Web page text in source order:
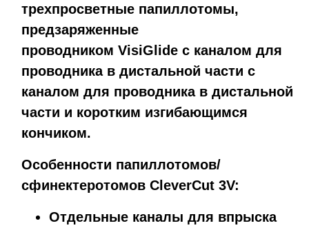
трехпросветные папиллотомы,
предзаряженные
проводником VisiGlide с каналом для
проводника в дистальной части с
каналом для проводника в дистальной
части и коротким изгибающимся
кончиком.
Особенности папиллотомов/
сфинектеротомов CleverCut 3V:
Отдельные каналы для впрыска